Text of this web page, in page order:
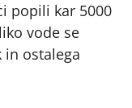
popili kar 5000
vode se
ostalega